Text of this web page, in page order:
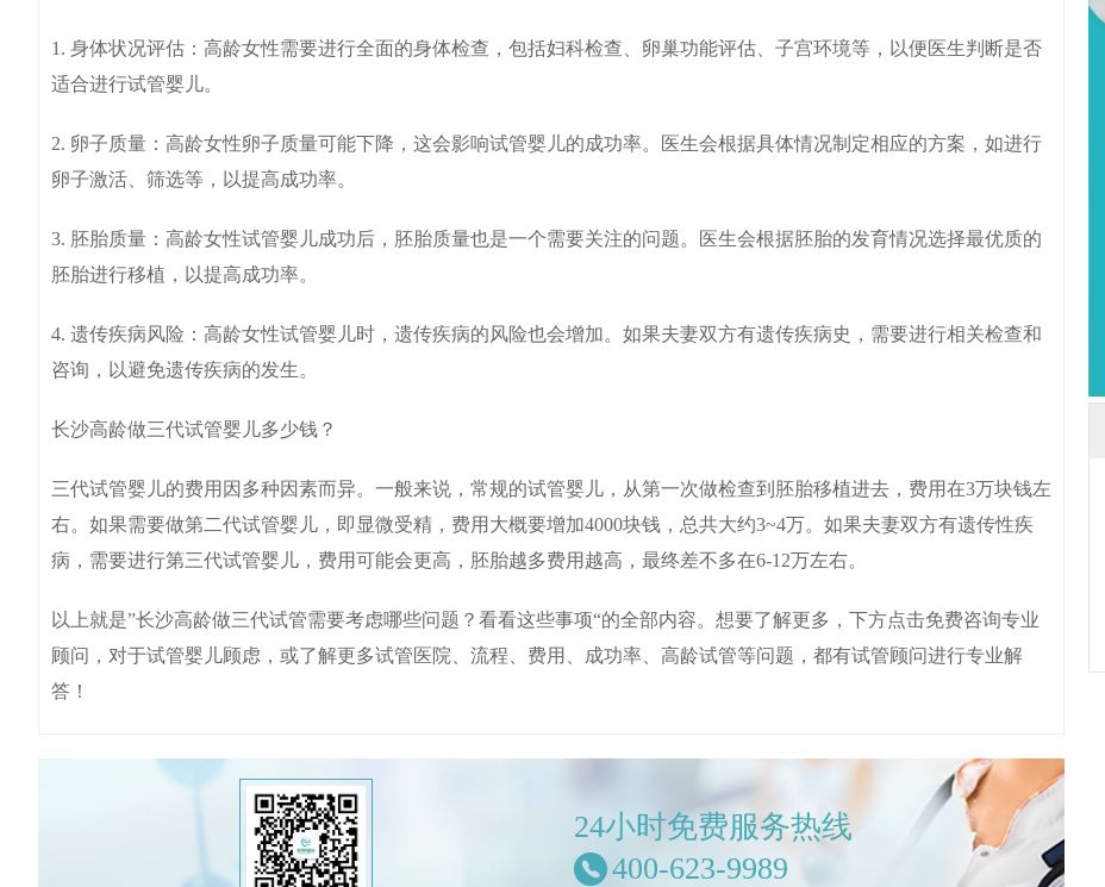
1. 身体状况评估：高龄女性需要进行全面的身体检查，包括妇科检查、卵巢功能评估、子宫环境等，以便医生判断是否
适合进行试管婴儿。
2. 卵子质量：高龄女性卵子质量可能下降，这会影响试管婴儿的成功率。医生会根据具体情况制定相应的方案，如进行
卵子激活、筛选等，以提高成功率。
3. 胚胎质量：高龄女性试管婴儿成功后，胚胎质量也是一个需要关注的问题。医生会根据胚胎的发育情况选择最优质的
胚胎进行移植，以提高成功率。
4. 遗传疾病风险：高龄女性试管婴儿时，遗传疾病的风险也会增加。如果夫妻双方有遗传疾病史，需要进行相关检查和
咨询，以避免遗传疾病的发生。
长沙高龄做三代试管婴儿多少钱？
三代试管婴儿的费用因多种因素而异。一般来说，常规的试管婴儿，从第一次做检查到胚胎移植进去，费用在3万块钱左
右。如果需要做第二代试管婴儿，即显微受精，费用大概要增加4000块钱，总共大约3~4万。如果夫妻双方有遗传性疾
病，需要进行第三代试管婴儿，费用可能会更高，胚胎越多费用越高，最终差不多在6-12万左右。
以上就是”长沙高龄做三代试管需要考虑哪些问题？看看这些事项“的全部内容。想要了解更多，下方点击免费咨询专业
顾问，对于试管婴儿顾虑，或了解更多试管医院、流程、费用、成功率、高龄试管等问题，都有试管顾问进行专业解
答！
24小时免费服务热线
400-623-9989